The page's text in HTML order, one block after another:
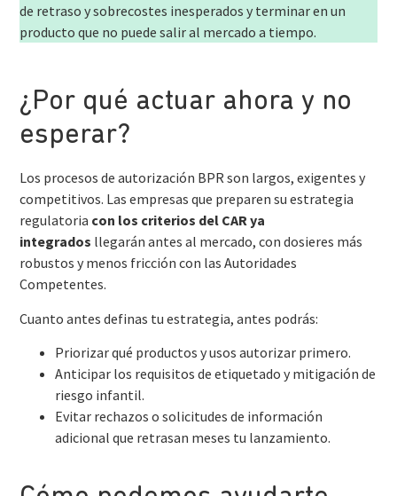
de retraso y sobrecostes inesperados y terminar en un
producto que no puede salir al mercado a tiempo.
¿Por qué actuar ahora y no
esperar?
Los procesos de autorización BPR son largos, exigentes y
competitivos. Las empresas que preparen su estrategia
regulatoria con los criterios del CAR ya
integrados llegarán antes al mercado, con dosieres más
robustos y menos fricción con las Autoridades
Competentes.
Cuanto antes definas tu estrategia, antes podrás:
Priorizar qué productos y usos autorizar primero.
Anticipar los requisitos de etiquetado y mitigación de
riesgo infantil.
Evitar rechazos o solicitudes de información
adicional que retrasan meses tu lanzamiento.